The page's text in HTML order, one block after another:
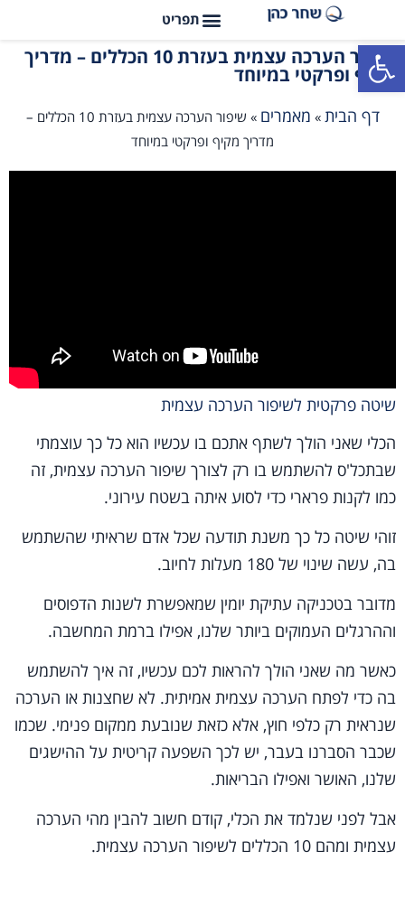
פתח סרגל נגישות שיפור הערכה עצמית בעזרת 10 הכללים – מדריך
מקיף ופרקטי במיוחד
דף הבית » מאמרים »
שיפור הערכה עצמית בעזרת 10 הכללים –
מדריך מקיף ופרקטי במיוחד
שיטה פרקטית לשיפור הערכה עצמית
הכלי שאני הולך לשתף אתכם בו עכשיו הוא כל כך עוצמתי
שבתכל'ס להשתמש בו רק לצורך שיפור הערכה עצמית, זה
כמו לקנות פרארי כדי לסוע איתה בשטח עירוני.
זוהי שיטה כל כך משנת תודעה שכל אדם שראיתי שהשתמש
בה, עשה שינוי של 180 מעלות לחיוב.
מדובר בטכניקה עתיקת יומין שמאפשרת לשנות הדפוסים
וההרגלים העמוקים ביותר שלנו, אפילו ברמת המחשבה.
כאשר מה שאני הולך להראות לכם עכשיו, זה איך להשתמש
בה כדי לפתח הערכה עצמית אמיתית. לא שחצנות או הערכה
שנראית רק כלפי חוץ, אלא כזאת שנובעת ממקום פנימי. שכמו
שכבר הסברנו בעבר, יש לכך השפעה קריטית על ההישגים
שלנו, האושר ואפילו הבריאות.
אבל לפני שנלמד את הכלי, קודם חשוב להבין מהי הערכה
עצמית ומהם 10 הכללים לשיפור הערכה עצמית.